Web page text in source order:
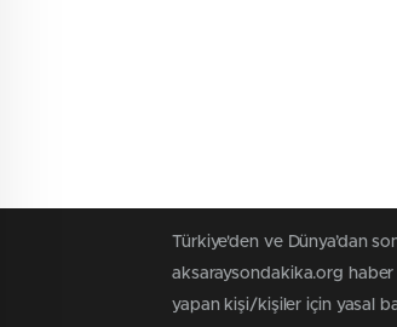
Türkiye'den ve Dünya’dan
aksaraysondakika.org haber
yapan kişi/kişiler için yasal